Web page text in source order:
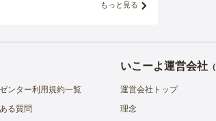
もっと見る
ンター利用規約一覧
る質問
いこーよ運営会社（
運営会社トップ
理念